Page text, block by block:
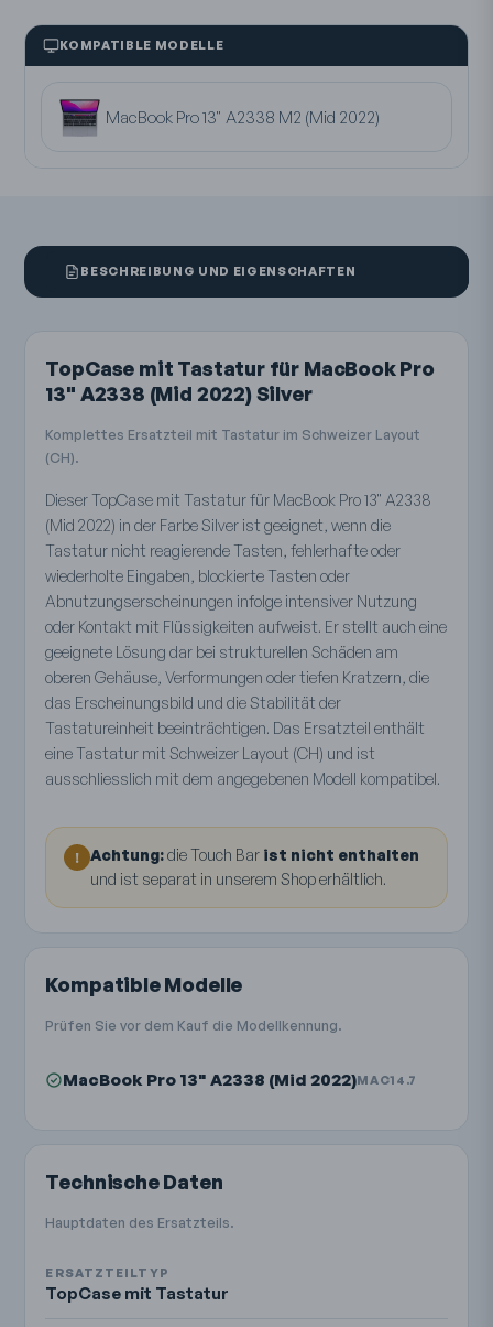
KOMPATIBLE MODELLE
MacBook Pro 13" A2338 M2 (Mid 2022)
BESCHREIBUNG UND EIGENSCHAFTEN
TopCase mit Tastatur für MacBook Pro
13" A2338 (Mid 2022) Silver
Komplettes Ersatzteil mit Tastatur im Schweizer Layout
(CH).
Dieser TopCase mit Tastatur für MacBook Pro 13" A2338
(Mid 2022) in der Farbe Silver ist geeignet, wenn die
Tastatur nicht reagierende Tasten, fehlerhafte oder
wiederholte Eingaben, blockierte Tasten oder
Abnutzungserscheinungen infolge intensiver Nutzung
oder Kontakt mit Flüssigkeiten aufweist. Er stellt auch eine
geeignete Lösung dar bei strukturellen Schäden am
oberen Gehäuse, Verformungen oder tiefen Kratzern, die
das Erscheinungsbild und die Stabilität der
Tastatureinheit beeinträchtigen. Das Ersatzteil enthält
eine Tastatur mit Schweizer Layout (CH) und ist
ausschliesslich mit dem angegebenen Modell kompatibel.
! Achtung:die Touch Bar ist nicht enthalten
und ist separat in unserem Shop erhältlich.
Kompatible Modelle
Prüfen Sie vor dem Kauf die Modellkennung.
MacBook Pro 13" A2338 (Mid 2022)MAC14.7
Technische Daten
Hauptdaten des Ersatzteils.
ERSATZTEILTYP
TopCase mit Tastatur